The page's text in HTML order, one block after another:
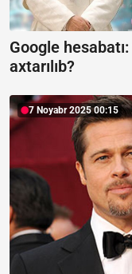
Google hesabatı:
axtarılıb?
7 Noyabr 2025 00:15